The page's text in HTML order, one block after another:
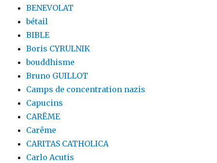
BENEVOLAT
bétail
BIBLE
Boris CYRULNIK
bouddhisme
Bruno GUILLOT
Camps de concentration nazis
Capucins
CARËME
Carême
CARITAS CATHOLICA
Carlo Acutis